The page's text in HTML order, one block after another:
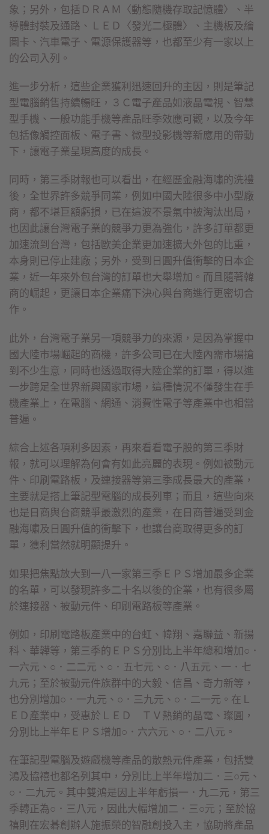
象；另外，包括ＤＲＡＭ〈動態隨機存取記憶體〉、半
導體封裝及通路、ＬＥＤ〈發光二極體〉、主機板及繪
圖卡、汽車電子、電源保護器等，也都至少有一家以上
的公司入列。
進一步分析，這些企業獲利迅速回升的主因，則是筆記
型電腦銷售持續暢旺，３Ｃ電子產品如液晶電視、智慧
型手機、一般功能手機等產品旺季效應可觀，以及今年
包括像觸控面板、電子書、微型投影機等新應用的帶動
下，讓電子業呈現高度的成長。
同時，第三季財報也可以看出，在經歷金融海嘯的洗禮
後，全世界許多競爭同業，例如中國大陸很多中小型廠
商，都不堪巨額虧損，已在這波不景氣中被淘汰出局，
也因此讓台灣電子業的競爭力更為強化，許多訂單都更
加速流到台灣，包括歐美企業更加速擴大外包的比重，
本身則已停止建廠；另外，受到日圓升值衝擊的日本企
業，近一年來外包台灣的訂單也大舉增加。而且隨著韓
商的崛起，更讓日本企業痛下決心與台商進行更密切合
作。
此外，台灣電子業另一項競爭力的來源，是因為掌握中
國大陸市場崛起的商機，許多公司已在大陸內需市場搶
到不少生意，同時也透過取得大陸企業的訂單，得以進
一步跨足全世界新興國家市場，這種情況不僅發生在手
機產業上，在電腦、網通、消費性電子等產業中也相當
普遍。
綜合上述各項利多因素，再來看看電子股的第三季財
報，就可以理解為何會有如此亮麗的表現。例如被動元
件、印刷電路板，及連接器等第三季成長最大的產業，
主要就是搭上筆記型電腦的成長列車；而且，這些向來
也是日商與台商競爭最激烈的產業，在日商普遍受到金
融海嘯及日圓升值的衝擊下，也讓台商取得更多的訂
單，獲利當然就明顯提升。
如果把焦點放大到一八一家第三季ＥＰＳ增加最多企業
的名單，可以發現許多二十名以後的企業，也有很多屬
於連接器、被動元件、印刷電路板等產業。
例如，印刷電路板產業中的台虹、幃翔、嘉聯益、新揚
科、華韡等，第三季的ＥＰＳ分別比上半年總和增加○．
一六元、○．二二元、○．五七元、○．八五元、一．七
九元；至於被動元件族群中的大毅、信昌、奇力新等，
也分別增加○．一九元、○．三九元、○．二一元。在Ｌ
ＥＤ產業中，受惠於ＬＥＤ ＴＶ熱銷的晶電、璨圓，
分別比上半年ＥＰＳ增加○．六六元、○．二八元。
在筆記型電腦及遊戲機等產品的散熱元件產業，包括雙
鴻及協禧也都名列其中，分別比上半年增加二．三○元、
○．二九元。其中雙鴻是因上半年虧損一．九二元，第三
季轉正為○．三八元，因此大幅增加二．三○元；至於協
禧則在宏碁創辦人施振榮的智融創投入主，協助將產品